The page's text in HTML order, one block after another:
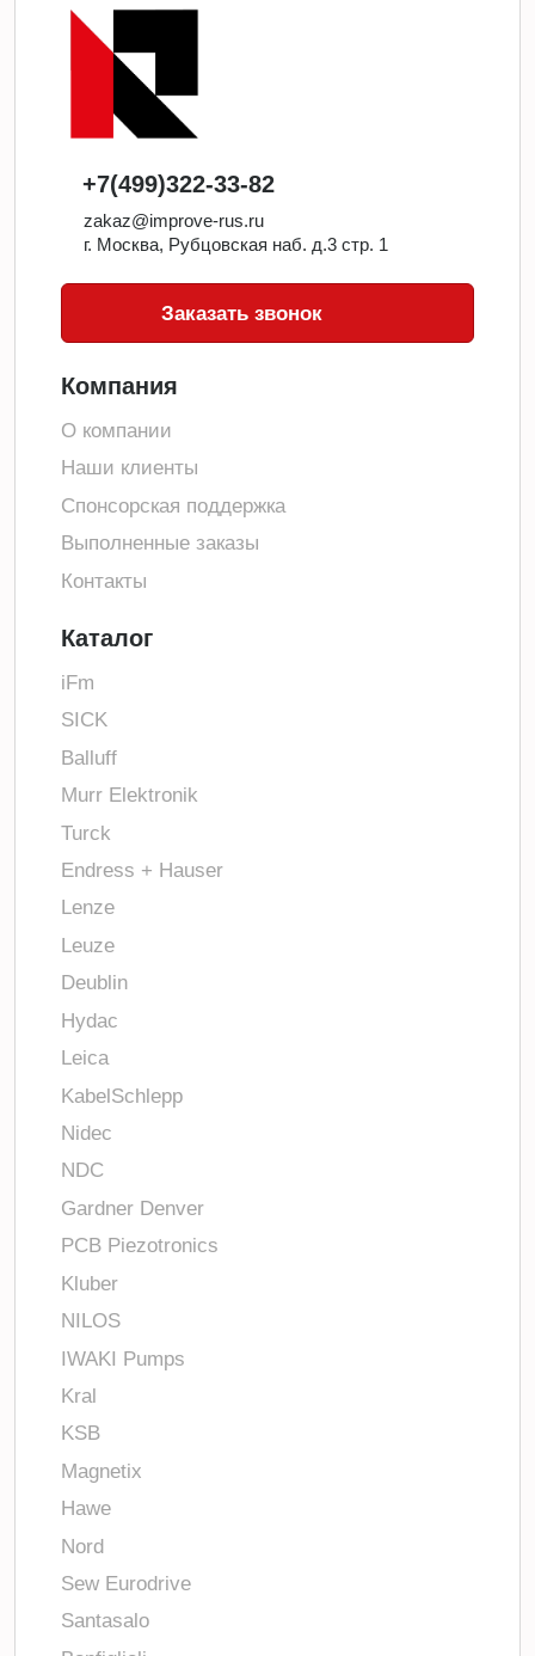
+7(499)322-33-82
zakaz@improve-rus.ru
г. Москва, Рубцовская наб. д.3 стр. 1
Заказать звонок
Компания
О компании
Наши клиенты
Спонсорская поддержка
Выполненные заказы
Контакты
Каталог
iFm
SICK
Balluff
Murr Elektronik
Turck
Endress + Hauser
Lenze
Leuze
Deublin
Hydac
Leica
KabelSchlepp
Nidec
NDC
Gardner Denver
PCB Piezotronics
Kluber
NILOS
IWAKI Pumps
Kral
KSB
Magnetix
Hawe
Nord
Sew Eurodrive
Santasalo